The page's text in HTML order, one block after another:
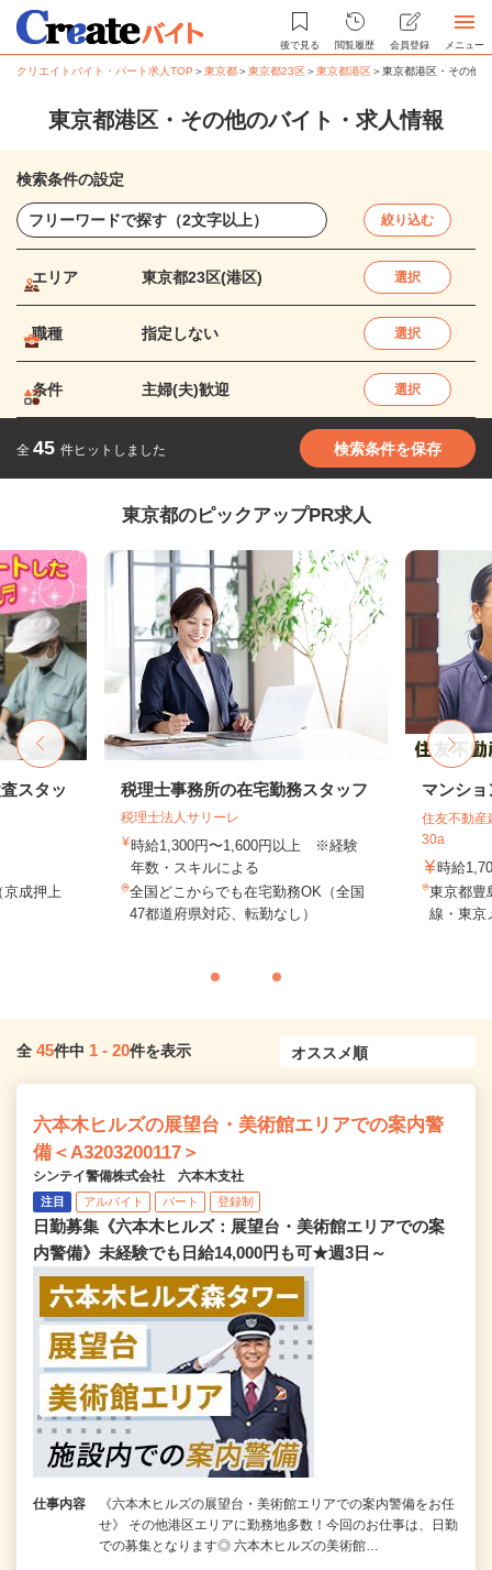
後で見る 閲覧履歴 会員登録 メニュー
クリエイトバイト・パート求人TOP ＞東京都＞東京都23区＞東京都港区＞東京都港区・その他
東京都港区・その他のバイト・求人情報
検索条件の設定
絞り込む
エリア 東京都23区(港区) 選択
職種 指定しない 選択
条件 主婦(夫)歓迎 選択
全 45 件ヒットしました 検索条件を保存
東京都のピックアップPR求人
スタッ
京成押上
税理士事務所の在宅勤務スタッフ
税理士法人サリーレ
時給1,300円〜1,600円以上 ※経験
年数・スキルによる
全国どこからでも在宅勤務OK（全国
47都道府県対応、転勤なし）
マンシ
住友不動産
30a
時給
東京都豊
線・東京
全 45件中 1 - 20件を表示
六本木ヒルズの展望台・美術館エリアでの案内警
備＜A3203200117＞
シンテイ警備株式会社 六本木支社
注目 アルバイト パート 登録制
日勤募集《六本木ヒルズ：展望台・美術館エリアでの案
内警備》未経験でも日給14,000円も可★週3日～
仕事内容
《六本木ヒルズの展望台・美術館エリアでの案内警備をお任
せ》 その他港区エリアに勤務地多数！今回のお仕事は、日勤
での募集となります◎ 六本木ヒルズの美術館…